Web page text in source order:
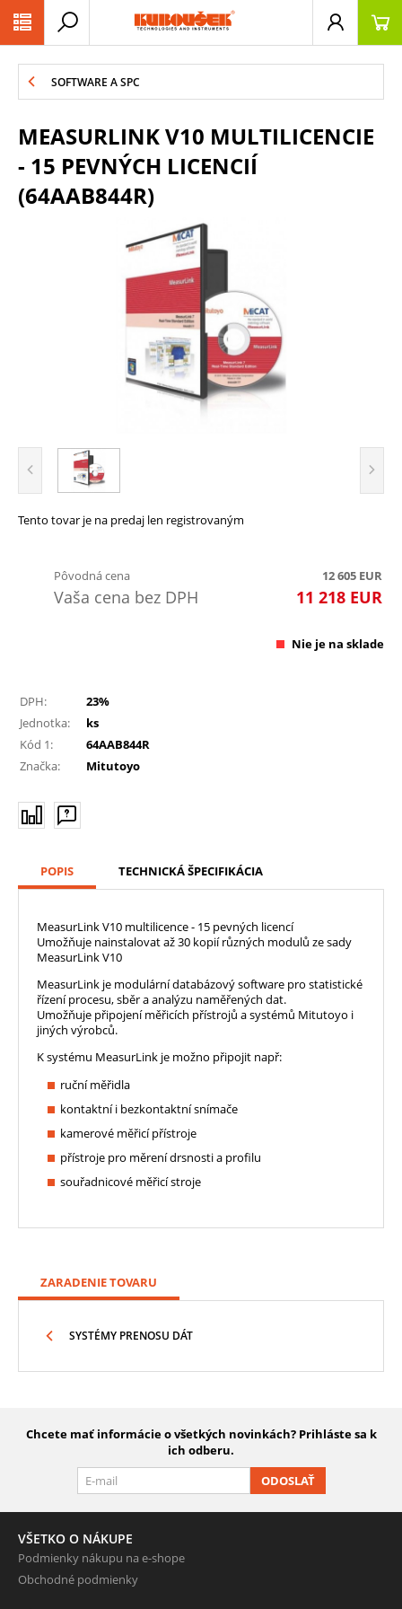
SOFTWARE A SPC
MEASURLINK V10 MULTILICENCIE
- 15 PEVNÝCH LICENCIÍ
(64AAB844R)
Tento tovar je na predaj len registrovaným
Pôvodná cena 12 605 EUR
Vaša cena bez DPH 11 218 EUR
Nie je na sklade
DPH:
23%
Jednotka:
ks
Kód 1:
64AAB844R
Značka:
Mitutoyo
POPIS TECHNICKÁ ŠPECIFIKÁCIA
MeasurLink V10 multilicence - 15 pevných licencí
Umožňuje nainstalovat až 30 kopií různých modulů ze sady
MeasurLink V10
MeasurLink je modulární databázový software pro statistické
řízení procesu, sběr a analýzu naměřených dat.
Umožňuje připojení měřicích přístrojů a systémů Mitutoyo i
jiných výrobců.
K systému MeasurLink je možno připojit např:
ruční měřidla
kontaktní i bezkontaktní snímače
kamerové měřicí přístroje
přístroje pro měrení drsnosti a profilu
souřadnicové měřicí stroje
ZARADENIE TOVARU
SYSTÉMY PRENOSU DÁT
Chcete mať informácie o všetkých novinkách? Prihláste sa k
ich odberu.
ODOSLAŤ
VŠETKO O NÁKUPE
Podmienky nákupu na e-shope
Obchodné podmienky